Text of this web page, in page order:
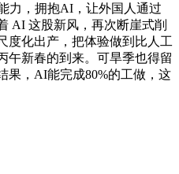
力，拥抱AI，让外国人通过
AI 这股新风，再次断崖式削
度化出产，把体验做到比人工
午新春的到来。可旱季也得留
果，AI能完成80%的工做，这